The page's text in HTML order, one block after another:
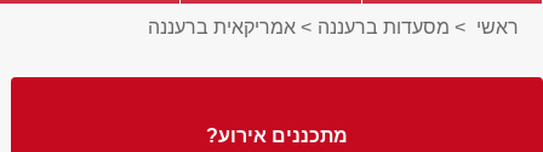
ראשי > מסעדות ברעננה > אמריקאית ברעננה
מתכננים אירוע?